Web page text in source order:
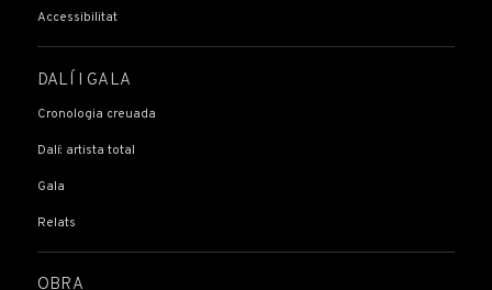
Accessibilitat
DALÍ I GALA
Cronologia creuada
Dalí: artista total
Gala
Relats
OBRA